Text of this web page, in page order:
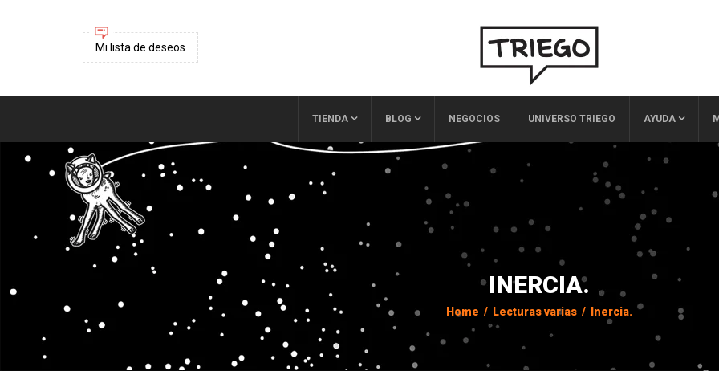
Mi lista de deseos
TIENDA BLOG NEGOCIOS UNIVERSO TRIEGO AYUDA
INERCIA.
Home / Lecturas varias / Inercia.